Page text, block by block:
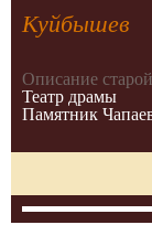
Куйбышев
Описание
Театр драмы
Памятник